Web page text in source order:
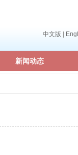
中文版
新闻动态